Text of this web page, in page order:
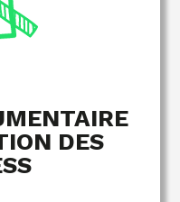
DES
vos pratiques
légales